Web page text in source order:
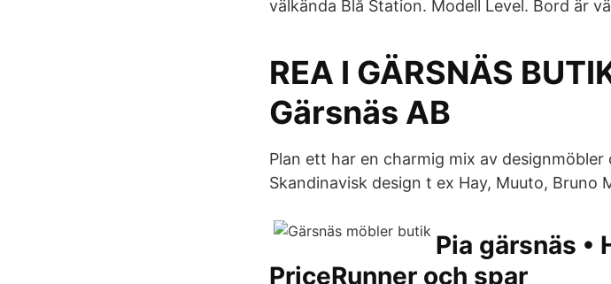
välkända Blå Station. Modell Level. Bord är
REA I GÄRSNÄS
Gärsnäs AB
Plan ett har en charmig mix av
Skandinavisk design t ex Hay, Muuto, Bruno
Pia gärsnäs •
PriceRunner och spar